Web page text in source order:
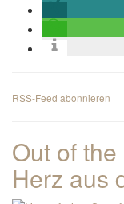
RSS-Feed abonnieren
Out of
Herz aus